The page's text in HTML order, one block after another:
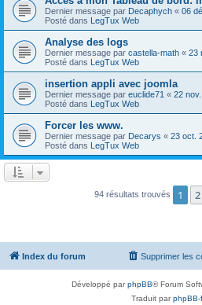
Dernier message par Decaphych « 06
Posté dans LegTux Web
Analyse des logs
Dernier message par castella-math « 23
Posté dans LegTux Web
insertion appli avec joomla
Dernier message par euclide71 « 22
Posté dans LegTux Web
Forcer les www.
Dernier message par Decarys « 23 oct.
Posté dans LegTux Web
94 résultats trouvés 1 2
Index du forum Supprimer les
Développé parphpBB® Forum
Traduit parphpBB-